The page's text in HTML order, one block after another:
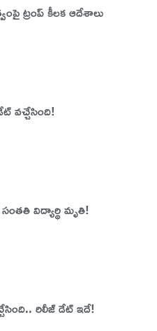
ట్రంప్ కీలక ఆదేశాలు
వచ్చేసింది!
విద్యార్థి మృతి!
రిలీజ్‌ డేట్‌ ఇదే!